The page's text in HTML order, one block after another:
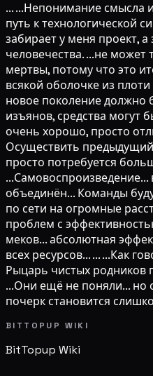
... ...Непонимание смысла
путь к технологической
забирает у меня проект,
человечества. ...не может
мертвы, потому что это
всякой оболочке из
новое поколение должно
изъянов, средства могут
очень хорошо, просто
Осуществить
просто потребуется
...Самовоспроизведение...
объединён... Команды
по сети на огромные
проблем с
меков... абсолютная
всех ресурсов... ... ...Как
Рыцарь чистых родников
...Они ещё не поняли... но
почерк становится
BITTOPUP WIKI
BitTopup Wiki